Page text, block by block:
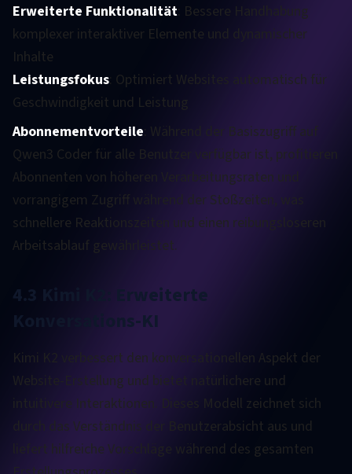
Erweiterte Funktionalität: Bessere Handhabung
komplexer interaktiver Elemente und dynamischer
Inhalte
Leistungsfokus: Optimiert Websites automatisch für
Geschwindigkeit und Leistung
Abonnementvorteile : Während der Basiszugriff auf
Qwen3 Coder für alle Benutzer verfügbar ist, profitieren
Abonnenten von höheren Verarbeitungsraten und
vorrangigem Zugriff während der Stoßzeiten, was
schnellere Reaktionszeiten und einen reibungsloseren
Arbeitsablauf gewährleistet.
4.3 Kimi K2: Erweiterte
Konversations-KI
Kimi K2 verbessert den konversationellen Aspekt der
Website-Erstellung und bietet natürlichere und
intuitivere Interaktionen. Dieses Modell zeichnet sich
durch das Verständnis der Benutzerabsicht aus und
liefert hilfreiche Vorschläge während des gesamten